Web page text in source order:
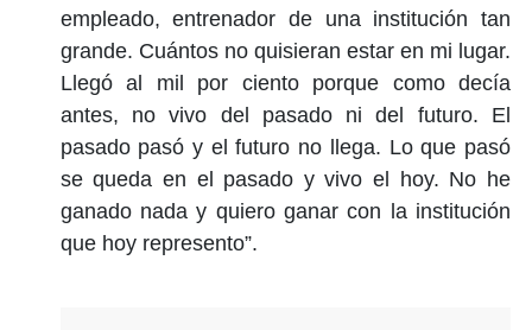
empleado, entrenador de una institución tan
grande. Cuántos no quisieran estar en mi lugar.
Llegó al mil por ciento porque como decía
antes, no vivo del pasado ni del futuro. El
pasado pasó y el futuro no llega. Lo que pasó
se queda en el pasado y vivo el hoy. No he
ganado nada y quiero ganar con la institución
que hoy represento”.